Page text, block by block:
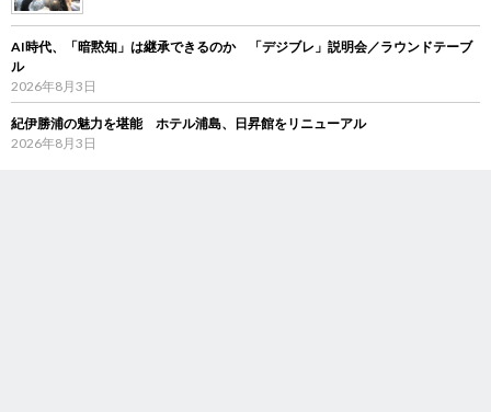
AI時代、「暗黙知」は継承できるのか 「デジブレ」説明会／ラウンドテーブ
ル
2026年8月3日
紀伊勝浦の魅力を堪能 ホテル浦島、日昇館をリニューアル
2026年8月3日